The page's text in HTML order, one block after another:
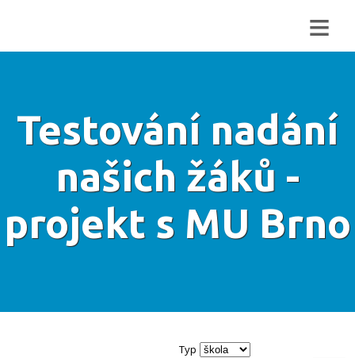
≡
Testování nadání
našich žáků -
projekt s MU Brno
Typ